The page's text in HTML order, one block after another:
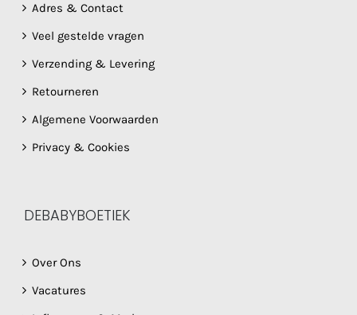
Adres & Contact
Veel gestelde vragen
Verzending & Levering
Retourneren
Algemene Voorwaarden
Privacy & Cookies
DEBABYBOETIEK
Over Ons
Vacatures